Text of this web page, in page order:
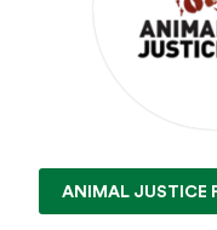
ANIMAL JUSTICE